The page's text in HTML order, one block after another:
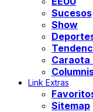
Sucesos
Show
Caraota
Link Extras
Sitemap